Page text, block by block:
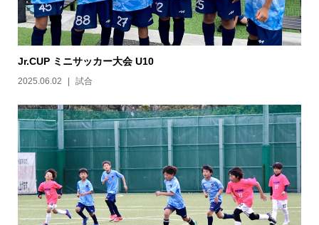
Jr.CUP ミニサッカー大会 U10
2025.06.02 試合